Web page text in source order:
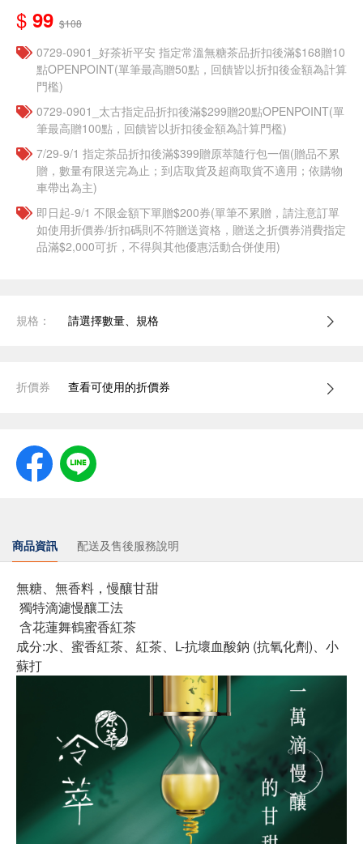
$ 99 $108
​​0729-0901_好茶祈平安 指定常溫無糖茶品折扣後滿$168贈10
點OPENPOINT(單筆最高贈50點，回饋皆以折扣後金額為計算
門檻)
0729-0901_太古指定品折扣後滿$299贈20點OPENPOINT(單
筆最高贈100點，回饋皆以折扣後金額為計算門檻)
7/29-9/1 指定茶品折扣後滿$399贈原萃隨行包一個​(贈品不累
贈，數量有限送完為止；到店取貨及超商取貨不適用；依購物
車帶出為主)
即日起-9/1 不限金額下單贈$200券(單筆不累贈，請注意訂單
如使用折價券/折扣碼則不符贈送資格，贈送之折價券消費指定
品滿$2,000可折，不得與其他優惠活動合併使用)
規格： 請選擇數量、規格
折價券 查看可使用的折價券
商品資訊 配送及售後服務說明
無糖、無香料，慢釀甘甜
獨特滴濾慢釀工法
含花蓮舞鶴蜜香紅茶
成分:水、蜜香紅茶、紅茶、L-抗壞血酸鈉 (抗氧化劑)、小
蘇打